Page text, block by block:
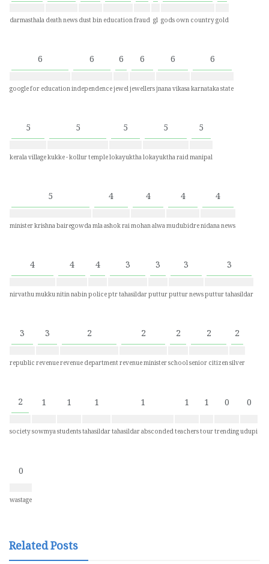
darmasthaladeath newsdust bineducationfraud gl gods own countrygold
6
google for education
6
independence
6
jewel
6
jewellers
6
jnana vikasa
6
karnataka state
5
kerala village
5
kukke - kollur temple
5
lokayuktha
5
lokayuktha raid
5
manipal
5
minister krishna bairegowda
4
mla ashok rai
4
mohan alwa
4
mudubidre
4
nidana news
4
nirvathu mukku
4
nitin nabin
4
police
3
ptr tahasildar
3
puttur
3
puttur news
3
puttur tahasildar
3
republic
3
revenue
2
revenue department
2
revenue minister
2
school
2
senior citizen
2
silver
2
society
1
sowmya
1
students
1
tahasildar
1
tahasildar absconded
1
teachers
1
tour
0
trending
0
udupi
0
wastage
Related Posts